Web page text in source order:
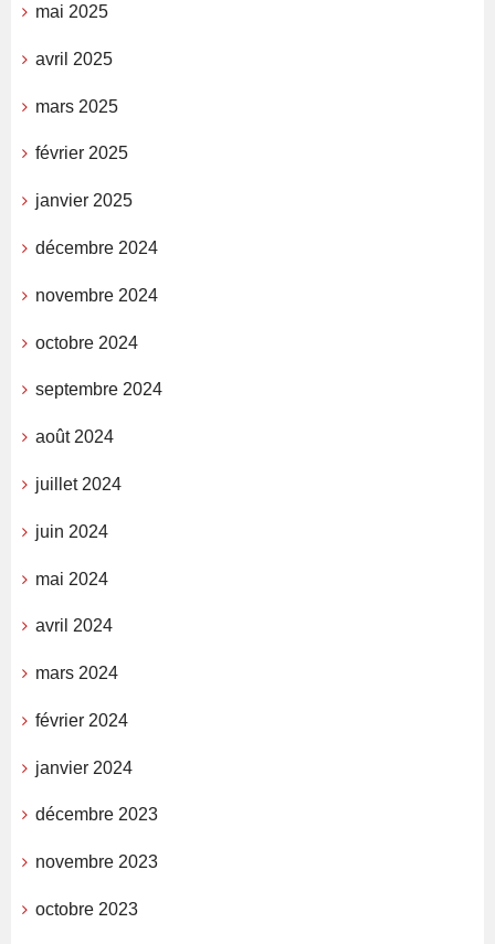
mai 2025
avril 2025
mars 2025
février 2025
janvier 2025
décembre 2024
novembre 2024
octobre 2024
septembre 2024
août 2024
juillet 2024
juin 2024
mai 2024
avril 2024
mars 2024
février 2024
janvier 2024
décembre 2023
novembre 2023
octobre 2023